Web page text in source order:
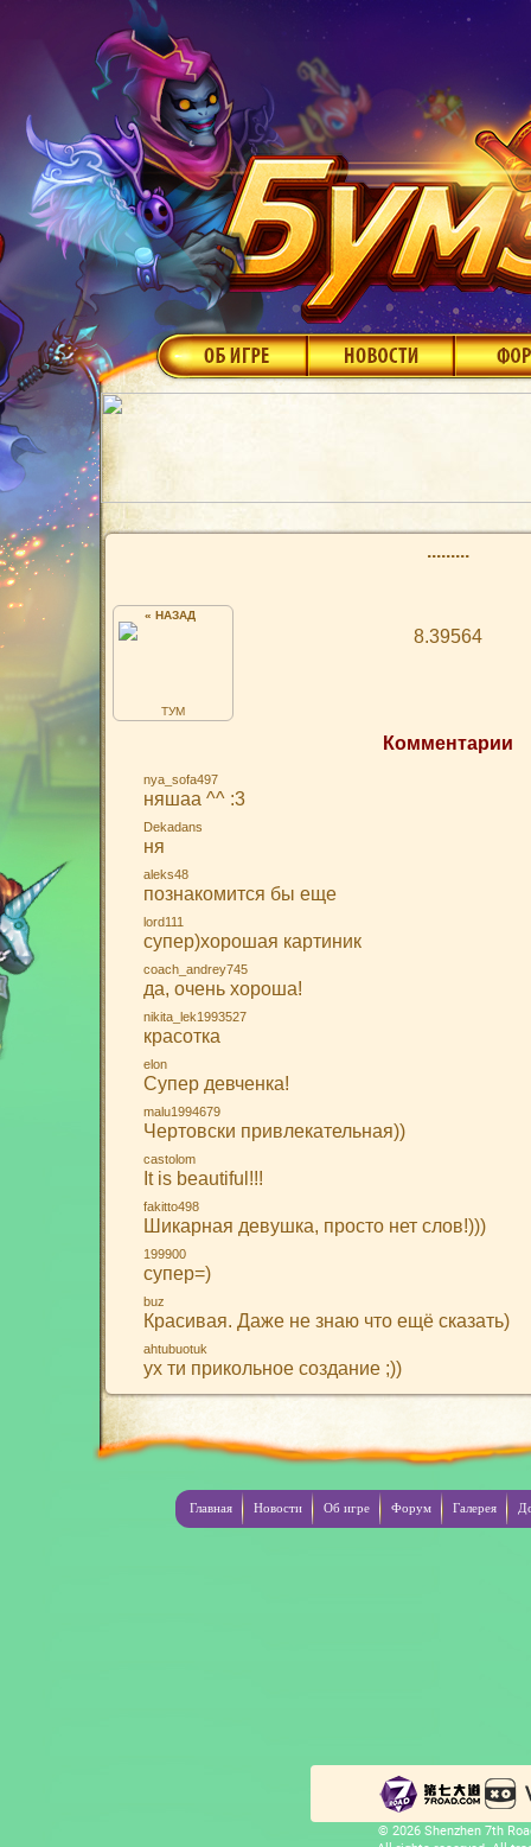
.........
8.39564
Комментарии
nya_sofa497
няшаа ^^ :3
Dekadans
ня
aleks48
познакомится бы еще
lord111
супер)хорошая картиник
coach_andrey745
да, очень хороша!
nikita_lek1993527
красотка
elon
Супер девченка!
malu1994679
Чертовски привлекательная))
castolom
It is beautiful!!!
fakitto498
Шикарная девушка, просто нет слов!)))
199900
супер=)
buz
Красивая. Даже не знаю что ещё сказать)
ahtubuotuk
ух ти прикольное создание ;))
« НАЗАД
ТУМ
Главная Новости Об игре Форум Галерея
© 2026 Shenzhen 7th